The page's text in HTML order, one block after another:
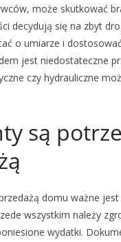
może skutkować
decydują się na zbyt
o umiarze i
jest niedostateczne
czy hydrauliczne
są
domu ważne
wszystkim należy
wydatki.